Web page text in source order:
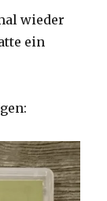
wieder
ein